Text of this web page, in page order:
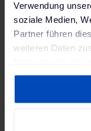
Verwendung
soziale Medien,
Partner führen
weiteren Daten
gesammelt
Impressum.